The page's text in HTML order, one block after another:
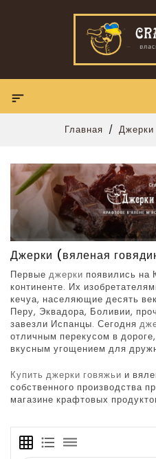

Главная Джерки
Джерки (вяленая
Первые джерки появились на
континенте. Их
кечуа, населяющие десять
Перу, Эквадора, Боливии,
завезли Испанцы. Сегодня
отличным перекусом в
вкусным угощением для
Купить джерки говяжьи и
собственного производства
магазине крафтовых
grid_on format_list_bulleted dehaze